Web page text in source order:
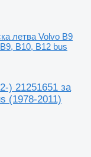
летва Volvo B9
B10, B12 bus
) 21251651 за
(1978-2011)